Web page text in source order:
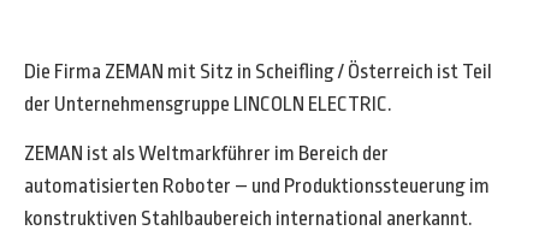
Die Firma ZEMAN mit Sitz in Scheifling / Österreich ist Teil
der Unternehmensgruppe LINCOLN ELECTRIC.
ZEMAN ist als Weltmarkführer im Bereich der
automatisierten Roboter – und Produktionssteuerung im
konstruktiven Stahlbaubereich international anerkannt.